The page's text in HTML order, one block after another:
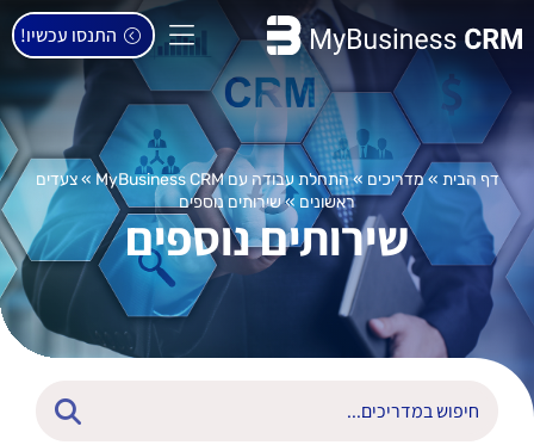
התנסו עכשיו!
דף הבית »מדריכים »התחלת עבודה עם MyBusiness CRM »צעדים
ראשונים »שירותים נוספים
שירותים נוספים